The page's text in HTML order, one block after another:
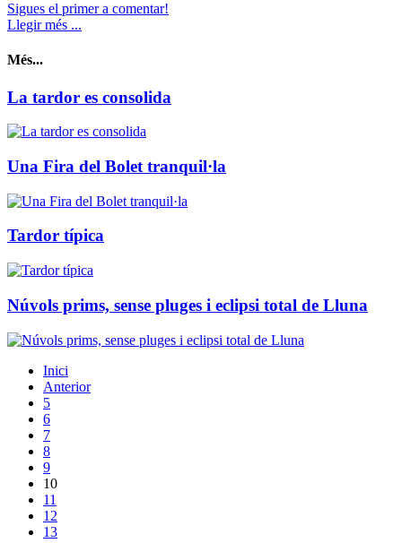
Sigues el primer a comentar!
Llegir més ...
Més...
La tardor es consolida
Una Fira del Bolet tranquil·la
Tardor típica
Núvols prims, sense pluges i eclipsi total de Lluna
Inici
Anterior
5
6
7
8
9
10
11
12
13